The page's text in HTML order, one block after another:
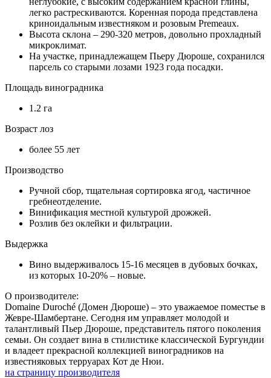
легко растрескиваются. Коренная порода представлена
криноидальным известняком и розовым Premeaux.
Высота склона – 290-320 метров, довольно прохладный
микроклимат.
На участке, принадлежащем Пьеру Дюроше, сохранился
парсель со старыми лозами 1923 года посадки.
Площадь виноградника
1.2 га
Возраст лоз
более 55 лет
Производство
Ручной сбор, тщательная сортировка ягод, частичное
гребнеотделение.
Винификация местной культурой дрожжей.
Розлив без оклейки и фильтрации.
Выдержка
Вино выдерживалось 15-16 месяцев в дубовых бочках,
из которых 10-20% – новые.
О производителе:
Domaine Duroché (Домен Дюроше) – это уважаемое поместье в
Жевре-Шамбертане. Сегодня им управляет молодой и
талантливый Пьер Дюроше, представитель пятого поколения
семьи. Он создает вина в стилистике классической Бургундии
и владеет прекрасной коллекцией виноградников на
известняковых терруарах Кот де Нюи.
на страницу производителя